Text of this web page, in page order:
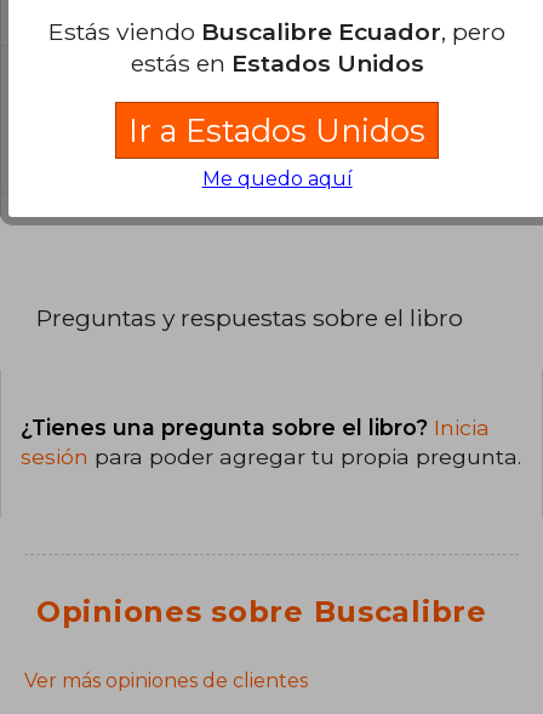
La encuadernación de esta edición es Tapa
Preguntas y respuestas sobre el libro
¿Tienes una pregunta sobre el libro? Inicia
sesión para poder agregar tu propia pregunta.
Opiniones sobre Buscalibre
Ver más opiniones de clientes
Estás viendo Buscalibre Ecuador, pero
estás en Estados Unidos
Ir a Estados Unidos
Me quedo aquí